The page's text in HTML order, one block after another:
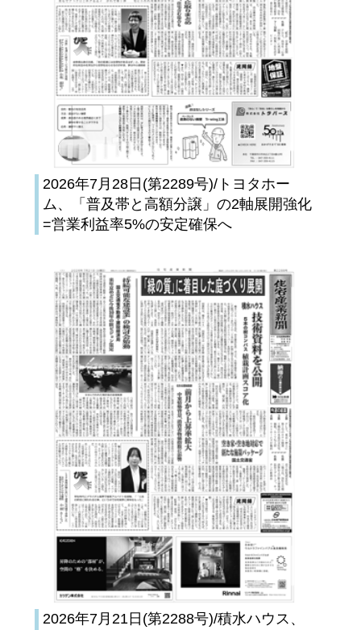
2026年7月28日(第2289号)/トヨタホー
ム、「普及帯と高額分譲」の2軸展開強化
=営業利益率5%の安定確保へ
2026年7月21日(第2288号)/積水ハウス、